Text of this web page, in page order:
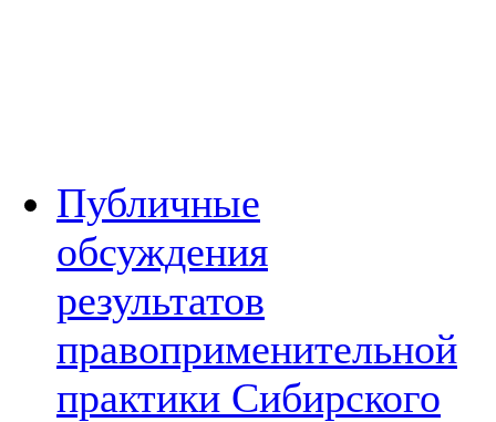
Публичные
обсуждения
результатов
правоприменительной
практики Сибирского